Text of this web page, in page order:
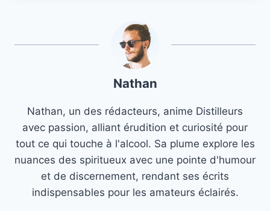
Nathan
Nathan, un des rédacteurs, anime Distilleurs
avec passion, alliant érudition et curiosité pour
tout ce qui touche à l'alcool. Sa plume explore les
nuances des spiritueux avec une pointe d'humour
et de discernement, rendant ses écrits
indispensables pour les amateurs éclairés.